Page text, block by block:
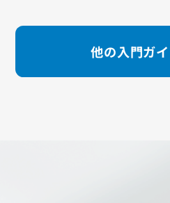
他の入門ガ